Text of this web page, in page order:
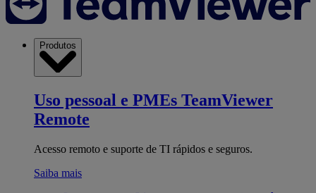
Produtos
Uso pessoal e PMEs TeamViewer
Remote
Acesso remoto e suporte de TI rápidos e seguros.
Saiba mais